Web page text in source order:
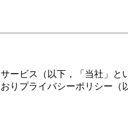
ービス（以下，「当社」
りプライバシーポリシー（